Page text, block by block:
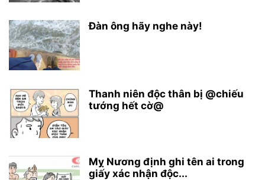
Đàn ông hãy nghe này!
Thanh niên độc thân bị @chiếu
tướng hết cờ@
Mỵ Nương định ghi tên ai trong
giấy xác nhận độc...